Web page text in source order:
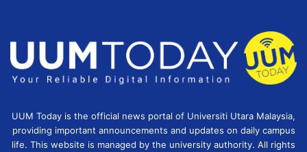
UUM Today is the official news portal of Universiti Utara Malaysia,
providing important announcements and updates on daily campus
life. This website is managed by the university authority. All rights